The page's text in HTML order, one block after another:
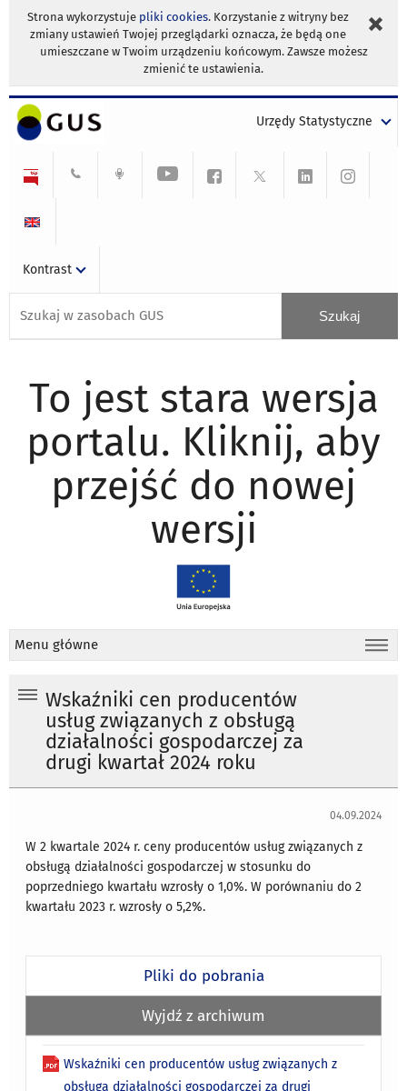
Strona wykorzystuje pliki cookies. Korzystanie z witryny bez
zmiany ustawień Twojej przeglądarki oznacza, że będą one
umieszczane w Twoim urządzeniu końcowym. Zawsze możesz
zmienić te ustawienia.
Urzędy Statystyczne
Kontrast
To jest stara wersja
portalu. Kliknij, aby
przejść do nowej
wersji
Menu główne
Wskaźniki cen producentów
usług związanych z obsługą
działalności gospodarczej za
drugi kwartał 2024 roku
04.09.2024
W 2 kwartale 2024 r. ceny producentów usług związanych z
obsługą działalności gospodarczej w stosunku do
poprzedniego kwartału wzrosły o 1,0%. W porównaniu do 2
kwartału 2023 r. wzrosły o 5,2%.
Pliki do pobrania
Wyjdź z archiwum
Wskaźniki cen producentów usług związanych z
obsługą działalności gospodarczej za drugi